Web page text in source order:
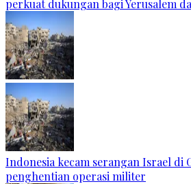
perkuat dukungan bagi Yerusalem
Indonesia kecam serangan Israel di
penghentian operasi militer